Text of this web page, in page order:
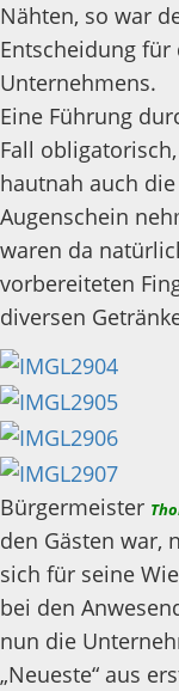
Nähten, so war
Entscheidung
Unternehmens.
Eine Führung
Fall
hautnah auch
Augenschein
waren da
vorbereiteten
diversen
Bürgermeister
den Gästen war,
sich für seine
bei den
nun die
„Neueste“ aus